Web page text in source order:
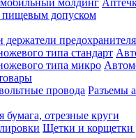
молдинг
пищевым допуском
предохранителя
типа стандарт
типа микро
провода Разъемы
отрезные круги
Щетки и